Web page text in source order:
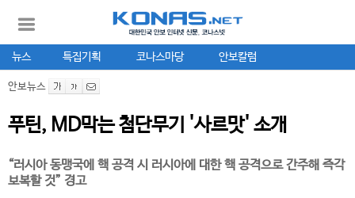
뉴스 특집기획 코나스마당 안보칼럼
안보뉴스
푸틴, MD막는 첨단무기 '사르맛' 소개
“러시아 동맹국에 핵 공격 시 러시아에 대한 핵 공격으로 간주해 즉각
보복할 것” 경고